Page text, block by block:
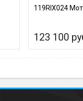
119RIX024
123 100